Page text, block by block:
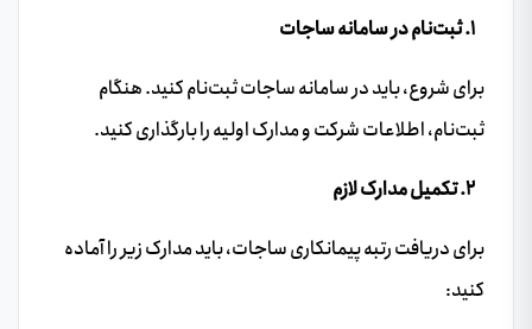
برای شروع، باید در سامانه ساجات ثبت‌نام کنید. هنگام
ثبت‌نام، اطلاعات شرکت و مدارک اولیه را بارگذاری کنید.
برای دریافت رتبه پیمانکاری ساجات، باید مدارک زیر را آماده
کنید: